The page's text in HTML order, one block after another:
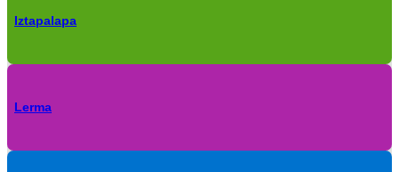
Iztapalapa
Lerma